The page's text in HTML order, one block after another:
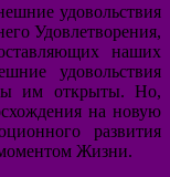
удовольствия
Удовлетворения,
наших
удовольствия
им открыты. Но,
на новую
развития
Жизни.